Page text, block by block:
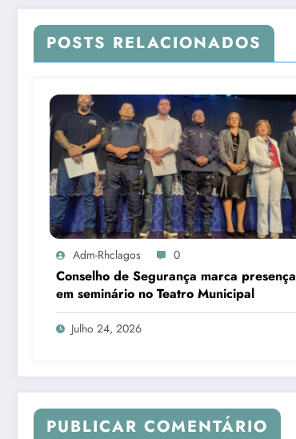
POSTS RELACIONADOS
Adm-Rhclagos 0
Conselho de Segurança marca presença
em seminário no Teatro Municipal
Julho 24, 2026
PUBLICAR COMENTÁRIO